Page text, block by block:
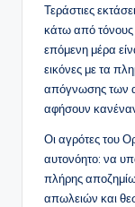
Τεράστιες
κάτω από τόνους
επόμενη μέρα
εικόνες με τα
απόγνωσης των
αφήσουν
Οι αγρότες του
αυτονόητο: να
πλήρης
απωλειών και